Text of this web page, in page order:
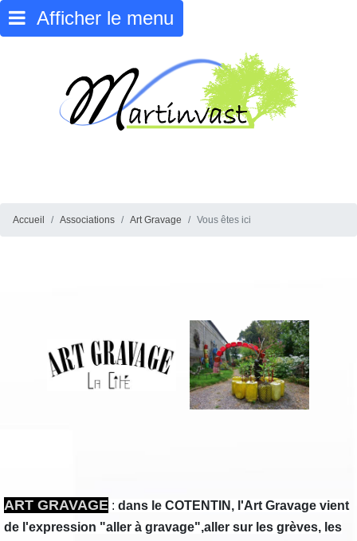
Afficher le menu
Accueil Associations Art Gravage Vous êtes ici
ART GRAVAGE : dans le COTENTIN, l'Art Gravage vient
de l'expression "aller à gravage",aller sur les grèves, les